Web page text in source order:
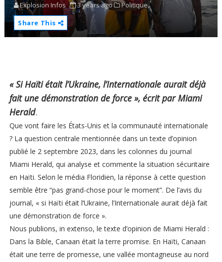
Explosion Infos 3 years ago
Politique,
Share This
« Si Haïti était l’Ukraine, l’Internationale aurait déjà
fait une démonstration de force », écrit par Miami
Herald.
Que vont faire les États-Unis et la communauté internationale
? La question centrale mentionnée dans un texte d’opinion
publié le 2 septembre 2023, dans les colonnes du journal
Miami Herald, qui analyse et commente la situation sécuritaire
en Haïti. Selon le média Floridien, la réponse à cette question
semble être “pas grand-chose pour le moment”. De l’avis du
journal, « si Haïti était l’Ukraine, l’Internationale aurait déjà fait
une démonstration de force ».
Nous publions, in extenso, le texte d’opinion de Miami Herald :
Dans la Bible, Canaan était la terre promise. En Haïti, Canaan
était une terre de promesse, une vallée montagneuse au nord